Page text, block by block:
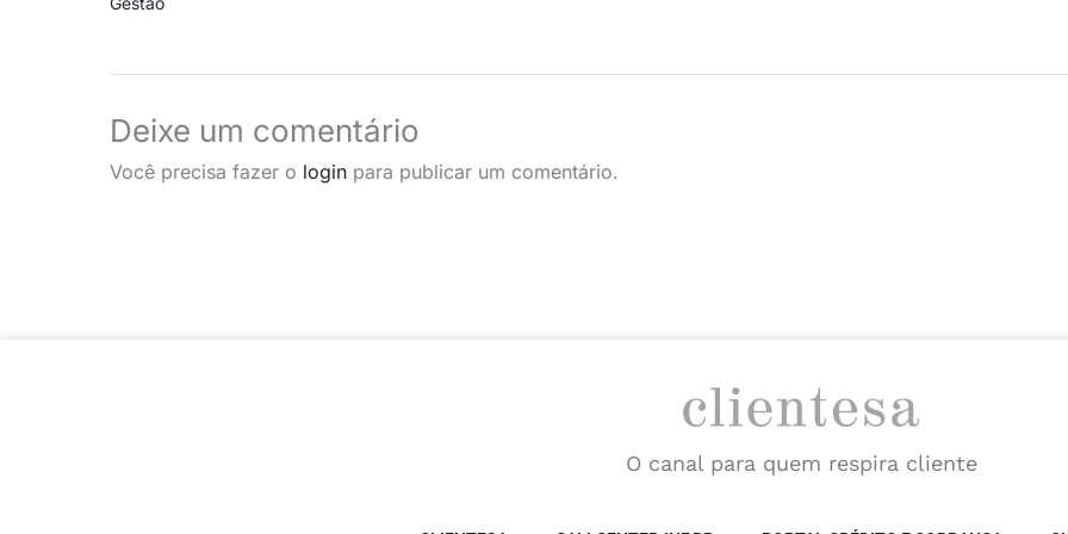
Deixe um comentário
Você precisa fazer o login para publicar um comentário.
O canal para quem respira cliente